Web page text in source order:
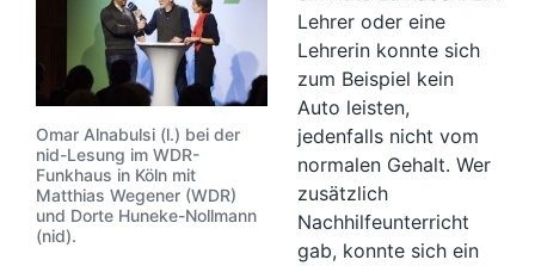
Omar Alnabulsi (l.) bei der
nid-Lesung im WDR-
Funkhaus in Köln mit
Matthias Wegener (WDR)
und Dorte Huneke-Nollmann
(nid).
Lehrer oder eine
Lehrerin konnte sich
zum Beispiel kein
Auto leisten,
jedenfalls nicht vom
normalen Gehalt. Wer
zusätzlich
Nachhilfeunterricht
gab, konnte sich ein